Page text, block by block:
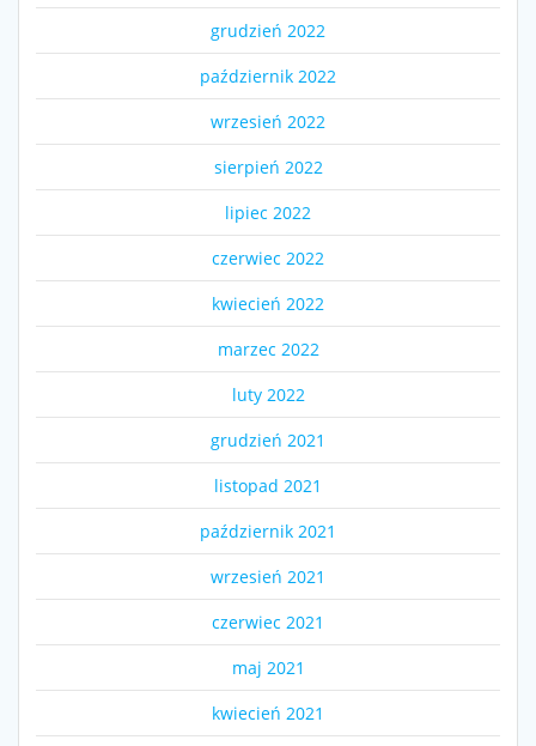
grudzień 2022
październik 2022
wrzesień 2022
sierpień 2022
lipiec 2022
czerwiec 2022
kwiecień 2022
marzec 2022
luty 2022
grudzień 2021
listopad 2021
październik 2021
wrzesień 2021
czerwiec 2021
maj 2021
kwiecień 2021